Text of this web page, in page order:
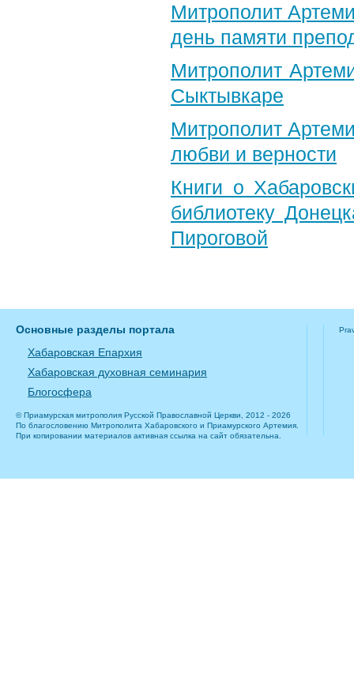
Митрополит
день памяти
Митрополит
Сыктывкаре
Митрополит
любви и верности
Книги о
библиотеку
Пироговой
Основные разделы портала
Хабаровская Епархия
Хабаровская духовная семинария
Блогосфера
© Приамурская митрополия Русской Православной Церкви, 2012 - 2026
По благословению Митрополита Хабаровского и Приамурского Артемия.
При копировании материалов активная ссылка на сайт обязательна.